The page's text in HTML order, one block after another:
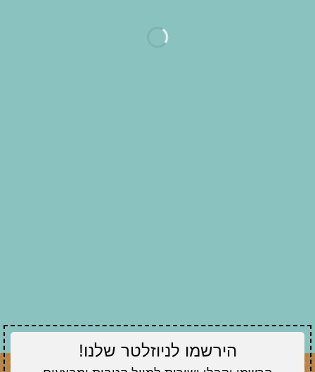
הירשמו לניוזלטר שלנו!